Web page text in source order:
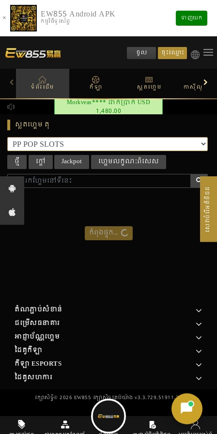
× EW855 Android APK
កម្មវិធីទូរស័ព្ទ ទាញយក
ចូល ចុះឈ្មោះ
ទំព័រដើម កីឡា ស្លតហ្គេម កាស៊ីណូផ្សា
Morkveas**** ដាក់ប្រាក់ USD
1,480.00
ស្លតហ្គេម តុ
ថ្មី ក្តៅ Jackpot ហ្គេមលក្ខណៈពិសេស
កំពុងផ្ទុក...
តំណភ្ជាប់សំខាន់
ជម្រើសធនាគារ
អាជ្ញាប័ណ្ណហ្គេម
ដៃគូកីឡា
កីឡា ESPORTS
ដៃគូសហការ
រក្សាសិទ្ធិ©2026 EW855 រក្សា​សិទ្ធ​គ្រប់យ៉ាង v3.3.729.51911.27
សេវាបំរើអតិថិជន